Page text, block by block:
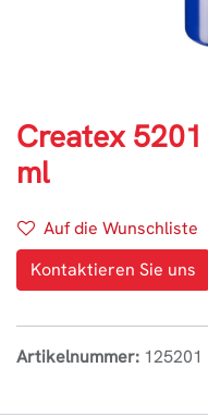
Createx
ml
Auf die Wunschliste
Kontaktieren Sie uns
Artikelnummer: 125201